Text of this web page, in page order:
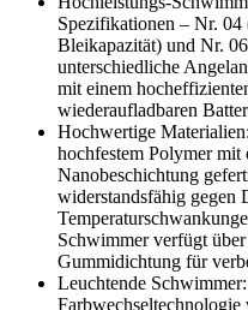
Spezifikationen – Nr.
Bleikapazität) und Nr.
unterschiedliche
mit einem
wiederaufladbaren
Hochwertige
hochfestem Polymer mit
Nanobeschichtung
widerstandsfähig gegen
Schwimmer verfügt
Gummidichtung für
Leuchtende